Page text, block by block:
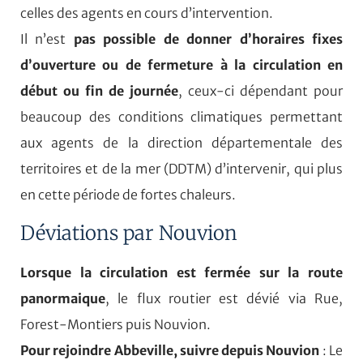
celles des agents en cours d’intervention.
Il n’est pas possible de donner d’horaires fixes
d’ouverture ou de fermeture à la circulation en
début ou fin de journée, ceux-ci dépendant pour
beaucoup des conditions climatiques permettant
aux agents de la direction départementale des
territoires et de la mer (DDTM) d’intervenir, qui plus
en cette période de fortes chaleurs.
Déviations par Nouvion
Lorsque la circulation est fermée sur la route
panormaique, le flux routier est dévié via Rue,
Forest-Montiers puis Nouvion.
Pour rejoindre Abbeville, suivre depuis Nouvion : Le